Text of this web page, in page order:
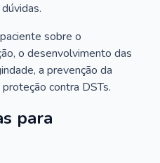
sobre o
o desenvolvimento das
a prevenção da
contra DSTs.
para